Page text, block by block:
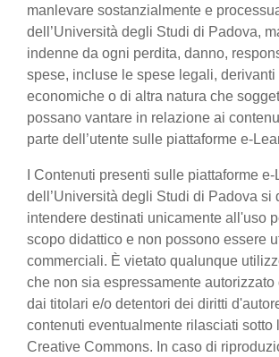
manlevare sostanzialmente e
dell’Università degli Studi di Padova,
indenne da ogni perdita, danno,
spese, incluse le spese legali, derivanti
economiche o di altra natura che
possano vantare in relazione ai
parte dell’utente sulle piattaforme e-
I Contenuti presenti sulle piattaforme
dell’Università degli Studi di Padova si
intendere destinati unicamente all'uso
scopo didattico e non possono essere
commerciali. È vietato qualunque
che non sia espressamente
dai titolari e/o detentori dei diritti
contenuti eventualmente rilasciati sotto
Creative Commons. In caso di